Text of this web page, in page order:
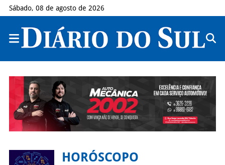
Sábado, 08 de agosto de 2026
HORÓSCOPO